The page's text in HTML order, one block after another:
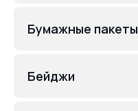
Бумажные пакеты
Бейджи